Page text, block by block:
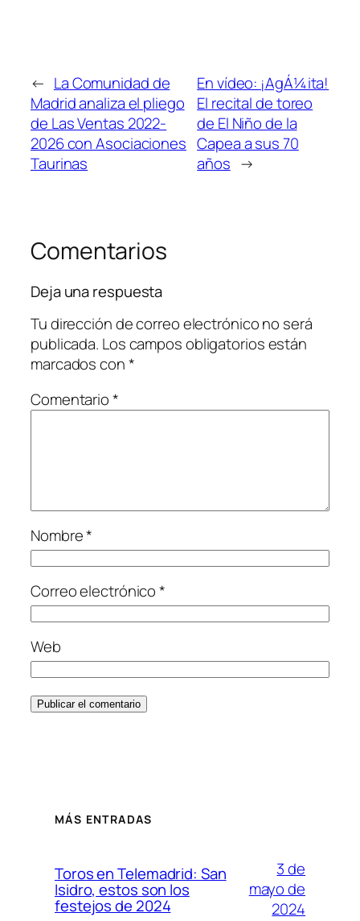
← La Comunidad de
Madrid analiza el pliego
de Las Ventas 2022-
2026 con Asociaciones
Taurinas
En vídeo: ¡AgÁ¼ita!
El recital de toreo
de El Niño de la
Capea a sus 70
años →
Comentarios
Deja una respuesta
Tu dirección de correo electrónico no será
publicada. Los campos obligatorios están
marcados con*
Comentario*
Nombre*
Correo electrónico*
Web
MÁS ENTRADAS
Toros en Telemadrid: San
Isidro, estos son los
festejos de 2024
3 de
mayo de
2024